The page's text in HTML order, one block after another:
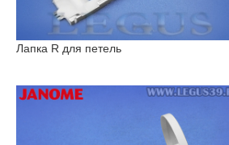
Лапка R для петель